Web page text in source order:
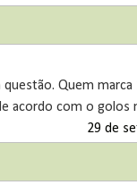
Quem
acordo com o golos
29 de